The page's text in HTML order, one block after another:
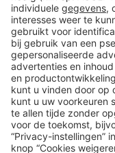
Klantenservice
Shop
Acties